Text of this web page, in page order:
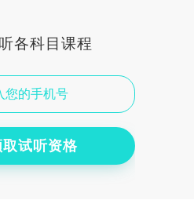
各科目课程
试听资格